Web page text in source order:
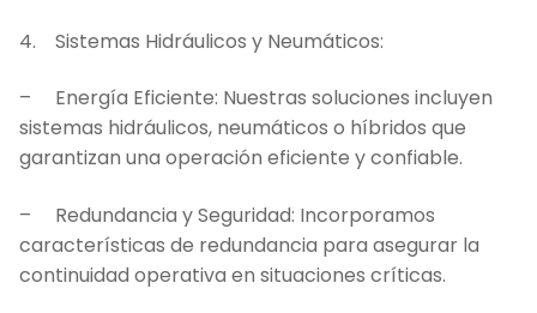
4. Sistemas Hidráulicos y Neumáticos:
– Energía Eficiente: Nuestras soluciones incluyen
sistemas hidráulicos, neumáticos o híbridos que
garantizan una operación eficiente y confiable.
– Redundancia y Seguridad: Incorporamos
características de redundancia para asegurar la
continuidad operativa en situaciones críticas.